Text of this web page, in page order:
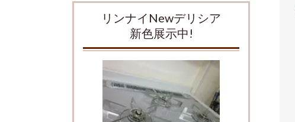
リンナイNewデリシア
新色展示中!